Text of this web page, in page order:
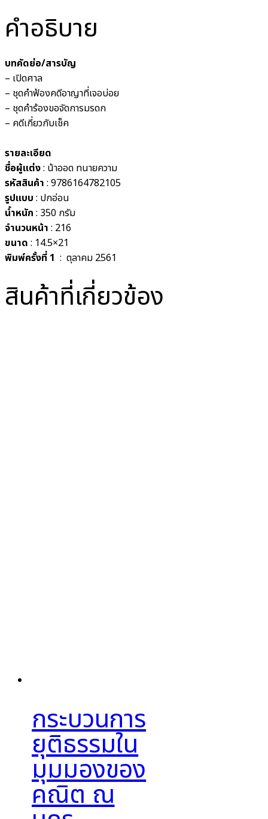
คำอธิบาย
บทคัดย่อ/สารบัญ
– เปิดศาล
– ชุดคำฟ้องคดีอาญาที่เจอบ่อย
– ชุดคำร้องขอจัดการมรดก
– คดีเกี่ยวกับเช็ค
รายละเอียด
ชื่อผู้แต่ง: น้าออด ทนายความ
รหัสสินค้า : 9786164782105
รูปแบบ : ปกอ่อน
น้ำหนัก : 350 กรัม
จำนวนหน้า : 216
ขนาด : 14.5×21
พิมพ์ครั้งที่ 1 : ตุลาคม 2561
สินค้าที่เกี่ยวข้อง
กระบวนการ
ยุติธรรมใน
มุมมองของ
คณิต ณ